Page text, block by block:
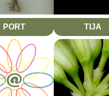
PORT TIJA